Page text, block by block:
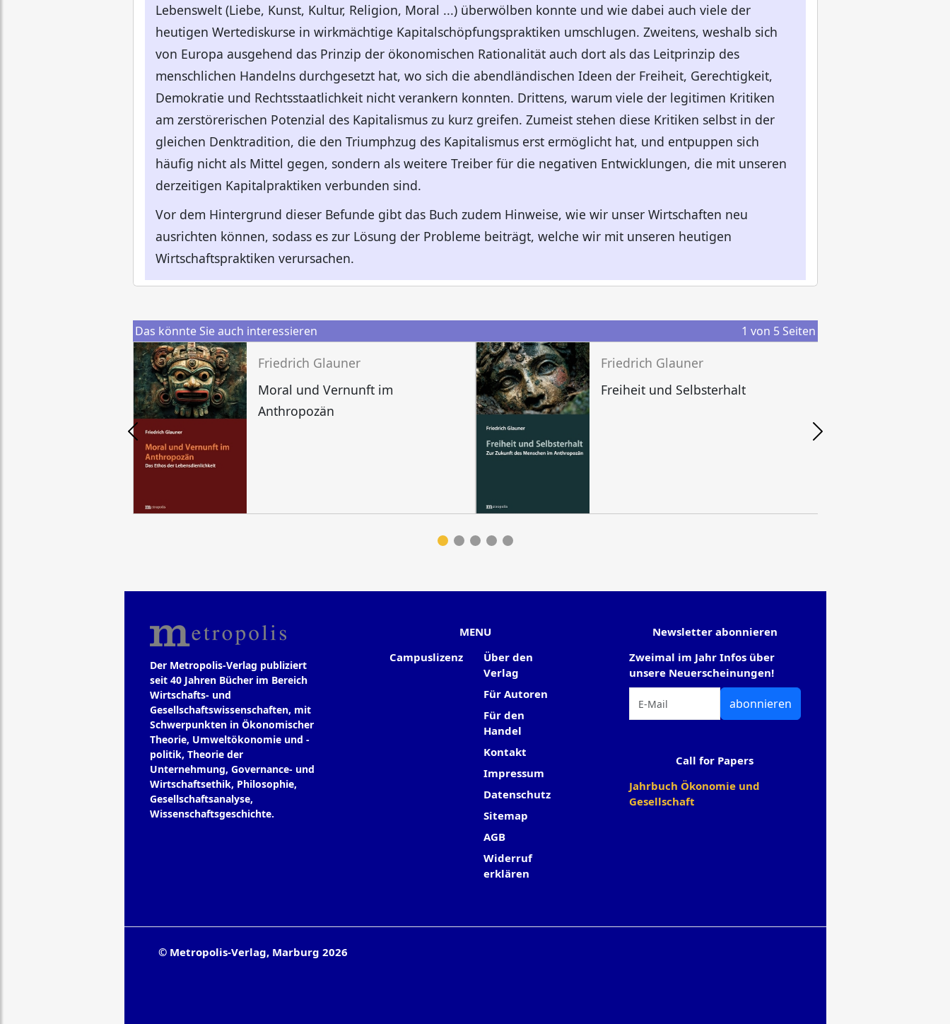
Lebenswelt (Liebe, Kunst, Kultur, Religion, Moral ...) überwölben konnte und wie dabei auch viele der
heutigen Wertediskurse in wirkmächtige Kapitalschöpfungspraktiken umschlugen. Zweitens, weshalb sich
von Europa ausgehend das Prinzip der ökonomischen Rationalität auch dort als das Leitprinzip des
menschlichen Handelns durchgesetzt hat, wo sich die abendländischen Ideen der Freiheit, Gerechtigkeit,
Demokratie und Rechtsstaatlichkeit nicht verankern konnten. Drittens, warum viele der legitimen Kritiken
am zerstörerischen Potenzial des Kapitalismus zu kurz greifen. Zumeist stehen diese Kritiken selbst in der
gleichen Denktradition, die den Triumphzug des Kapitalismus erst ermöglicht hat, und entpuppen sich
häufig nicht als Mittel gegen, sondern als weitere Treiber für die negativen Entwicklungen, die mit unseren
derzeitigen Kapitalpraktiken verbunden sind.
Vor dem Hintergrund dieser Befunde gibt das Buch zudem Hinweise, wie wir unser Wirtschaften neu
ausrichten können, sodass es zur Lösung der Probleme beiträgt, welche wir mit unseren heutigen
Wirtschaftspraktiken verursachen.
Das könnte Sie auch interessieren 1 von 5Seiten
Friedrich Glauner
Moral und Vernunft im
Anthropozän
Friedrich Glauner
Freiheit und Selbsterhalt
Der Metropolis-Verlag publiziert
seit 40 Jahren Bücher im Bereich
Wirtschafts- und
Gesellschaftswissenschaften, mit
Schwerpunkten in Ökonomischer
Theorie, Umweltökonomie und -
politik, Theorie der
Unternehmung, Governance- und
Wirtschaftsethik, Philosophie,
Gesellschaftsanalyse,
Wissenschaftsgeschichte.
MENU
Campuslizenz
Über den
Verlag
Für Autoren
Für den
Handel
Kontakt
Impressum
Datenschutz
Sitemap
AGB
Widerruf
erklären
Newsletter abonnieren
Zweimal im Jahr Infos über
unsere Neuerscheinungen!
abonnieren
Call for Papers
Jahrbuch Ökonomie und
Gesellschaft
© Metropolis-Verlag, Marburg 2026